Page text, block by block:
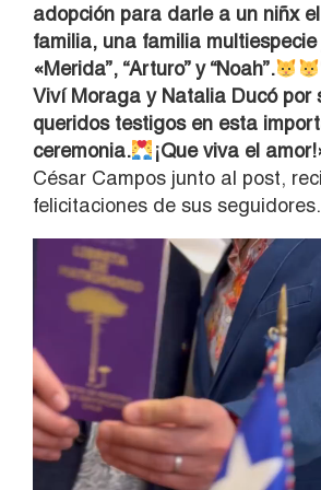
adopción para darle a un niñx
familia, una familia
«Merida”, “Arturo” y “Noah”.
Viví Moraga y Natalia Ducó por
queridos testigos en esta
ceremonia.
¡Que viva el
César Campos junto al post,
felicitaciones de sus seguidores.
Reproductor
vídeo